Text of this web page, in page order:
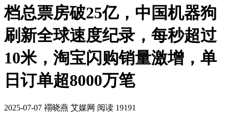
档总票房破25亿，中国机器狗
刷新全球速度纪录，每秒超过
10米，淘宝闪购销量激增，单
日订单超8000万笔
2025-07-07 禤晓燕 艾媒网 阅读 19191